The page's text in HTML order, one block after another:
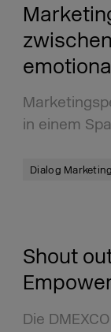
in einem
Dialog Marketing
Shout
Die